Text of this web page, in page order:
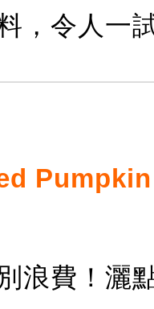
，令人一
浪費！灑